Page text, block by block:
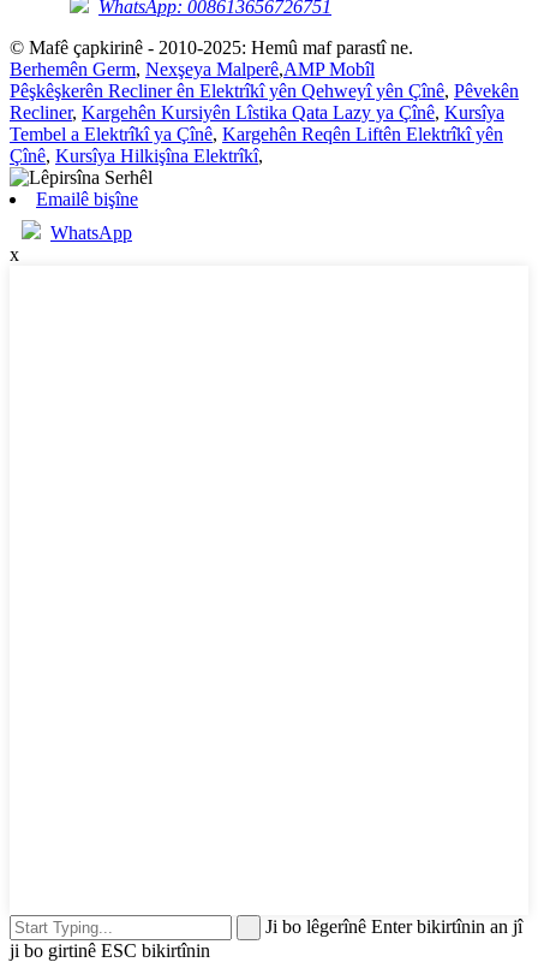
WhatsApp: 008613656726751
© Mafê çapkirinê - 2010-2025: Hemû maf parastî ne.
Berhemên Germ, Nexşeya Malperê,AMP Mobîl
Pêşkêşkerên Recliner ên Elektrîkî yên Qehweyî yên Çînê, Pêvekên
Recliner, Kargehên Kursiyên Lîstika Qata Lazy ya Çînê, Kursîya
Tembel a Elektrîkî ya Çînê, Kargehên Reqên Liftên Elektrîkî yên
Çînê, Kursîya Hilkişîna Elektrîkî,
Emailê bişîne
WhatsApp
x
Ji bo lêgerînê Enter bikirtînin an jî
ji bo girtinê ESC bikirtînin